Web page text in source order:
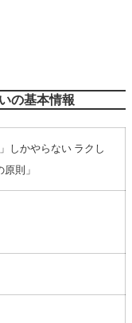
の基本情報
しかやらない ラクし
則」